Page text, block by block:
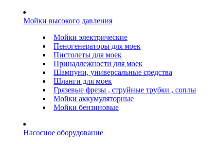
Мойки высокого давления
Мойки электрические
Пеногенераторы для моек
Пистолеты для моек
Принадлежности для моек
Шампуни, универсальные средства
Шланги для моек
Грязевые фрезы , струйные трубки , соплы
Мойки аккумуляторные
Мойки бензиновые
Насосное оборудование